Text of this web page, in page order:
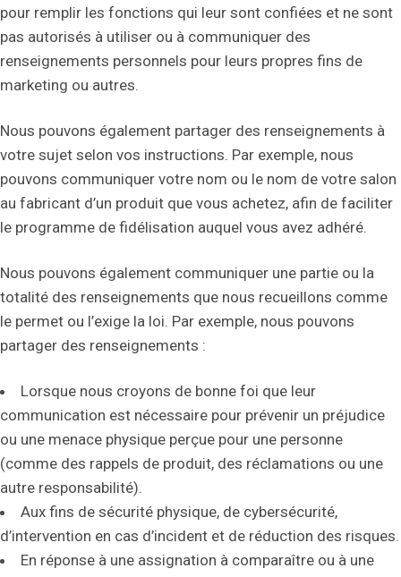
pour remplir les fonctions qui leur sont confiées et ne sont
pas autorisés à utiliser ou à communiquer des
renseignements personnels pour leurs propres fins de
marketing ou autres.
Nous pouvons également partager des renseignements à
votre sujet selon vos instructions. Par exemple, nous
pouvons communiquer votre nom ou le nom de votre salon
au fabricant d’un produit que vous achetez, afin de faciliter
le programme de fidélisation auquel vous avez adhéré.
Nous pouvons également communiquer une partie ou la
totalité des renseignements que nous recueillons comme
le permet ou l’exige la loi. Par exemple, nous pouvons
partager des renseignements :
Lorsque nous croyons de bonne foi que leur
communication est nécessaire pour prévenir un préjudice
ou une menace physique perçue pour une personne
(comme des rappels de produit, des réclamations ou une
autre responsabilité).
Aux fins de sécurité physique, de cybersécurité,
d’intervention en cas d’incident et de réduction des risques.
En réponse à une assignation à comparaître ou à une